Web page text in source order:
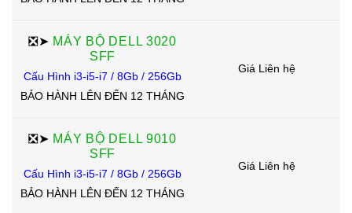
❎➤ MÁY BỘ DELL 3020
SFF
Cấu Hình i3-i5-i7 / 8Gb / 256Gb
BẢO HÀNH LÊN ĐẾN 12 THÁNG
Giá Liên hệ
❎➤ MÁY BỘ DELL 9010
SFF
Cấu Hình i3-i5-i7 / 8Gb / 256Gb
BẢO HÀNH LÊN ĐẾN 12 THÁNG
Giá Liên hệ